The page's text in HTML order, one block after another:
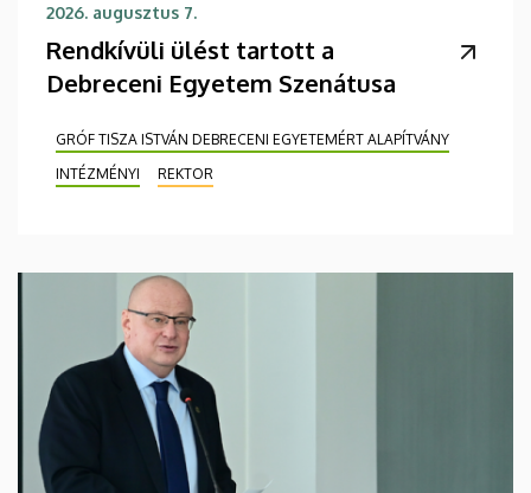
2026. augusztus 7.
Rendkívüli ülést tartott a
Debreceni Egyetem Szenátusa
GRÓF TISZA ISTVÁN DEBRECENI EGYETEMÉRT ALAPÍTVÁNY
INTÉZMÉNYI
REKTOR